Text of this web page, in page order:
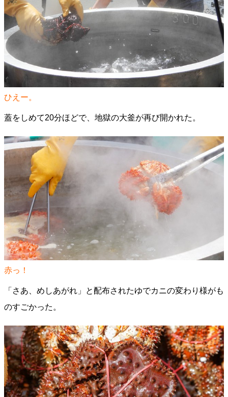
ひえー。
蓋をしめて20分ほどで、地獄の大釜が再び開かれた。
赤っ！
「さあ、めしあがれ」と配布されたゆでカニの変わり様がも
のすごかった。